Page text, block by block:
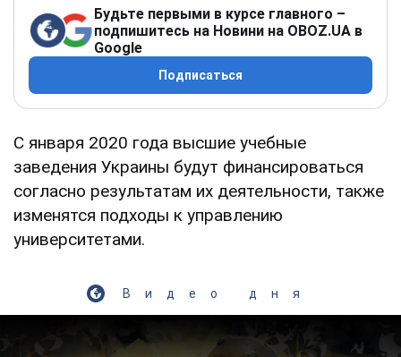
Будьте первыми в курсе главного –
подпишитесь на Новини на OBOZ.UA в
Google
Подписаться
С января 2020 года высшие учебные
заведения Украины будут финансироваться
согласно результатам их деятельности, также
изменятся подходы к управлению
университетами.
Видео дня